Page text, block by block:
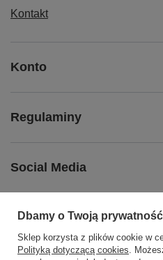
Kontakt
Konto
Regulaminy
Social Media
508372615
Dbamy o Twoją prywatność
Sklep korzysta z plików cookie w
Polityką dotyczącą cookies.